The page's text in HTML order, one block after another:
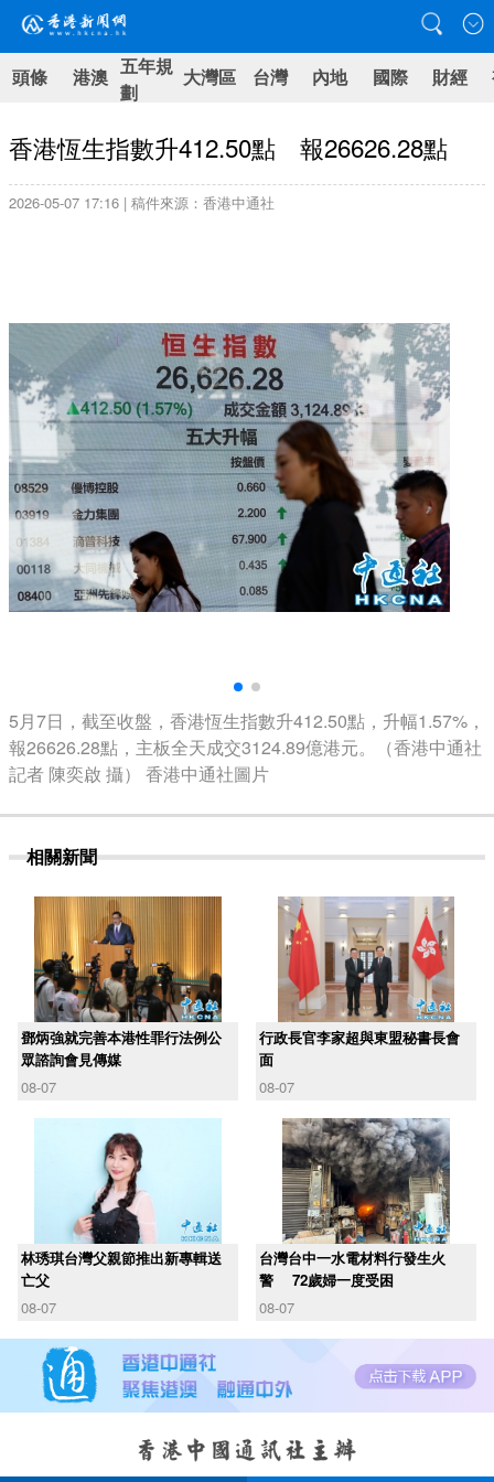
頭條 港澳 五年規
劃
大灣區 台灣 內地 國際 財經
香港恆生指數升412.50點 報26626.28點
2026-05-07 17:16 | 稿件來源：香港中通社
5月7日，截至收盤，香港恆生指數升412.50點，升幅1.57%，
報26626.28點，主板全天成交3124.89億港元。（香港中通社
記者 陳奕啟 攝） 香港中通社圖片
相關新聞
鄧炳強就完善本港性罪行法例公
眾諮詢會見傳媒
08-07
行政長官李家超與東盟秘書長會
面
08-07
林琇琪台灣父親節推出新專輯送
亡父
08-07
台灣台中一水電材料行發生火
警 72歲婦一度受困
08-07